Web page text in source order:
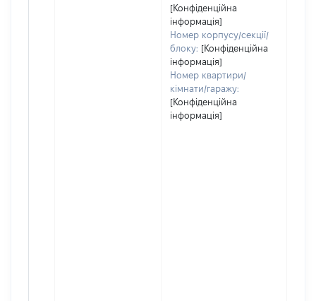
[Конфіденційна
інформація]
Номер корпусу/секції/
блоку: [Конфіденційна
інформація]
Номер квартири/
кімнати/гаражу:
[Конфіденційна
інформація]